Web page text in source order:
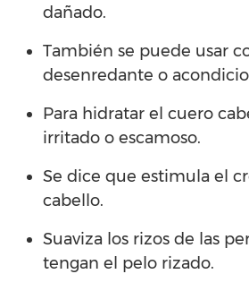
dañado.
También se puede usar
desenredante o
Para hidratar el cuero
irritado o escamoso.
Se dice que estimula el
cabello.
Suaviza los rizos de las
tengan el pelo rizado.